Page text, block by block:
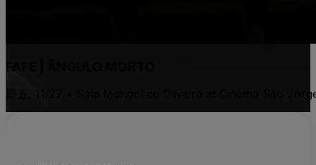
FAFE | ÂNGULO MORTO
周五, 11/27 • Sala Manoel de Oliveira at Cinema São